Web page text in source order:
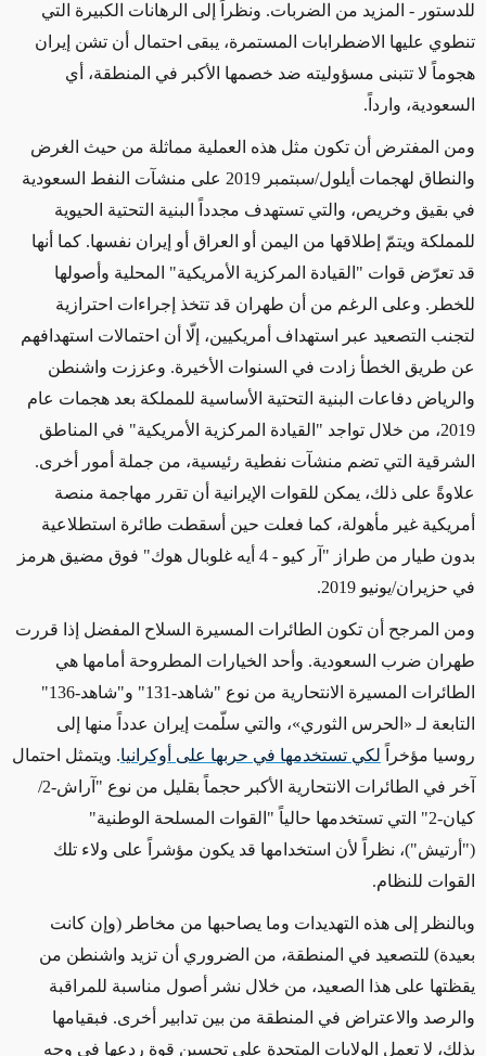
للدستور - المزيد من الضربات. ونظراً إلى الرهانات الكبيرة التي
تنطوي عليها الاضطرابات المستمرة، يبقى احتمال أن تشن إيران
هجوماً لا تتبنى مسؤوليته ضد خصمها الأكبر في المنطقة، أي
السعودية، وارداً.
ومن المفترض أن تكون مثل هذه العملية مماثلة من حيث الغرض
والنطاق لهجمات أيلول/سبتمبر 2019 على منشآت النفط السعودية
في بقيق وخريص، والتي تستهدف مجدداً البنية التحتية الحيوية
للمملكة ويتمّ إطلاقها من اليمن أو العراق أو إيران نفسها. كما أنها
قد تعرّض قوات "القيادة المركزية الأمريكية" المحلية وأصولها
للخطر. وعلى الرغم من أن طهران قد تتخذ إجراءات احترازية
لتجنب التصعيد عبر استهداف أمريكيين، إلّا أن احتمالات استهدافهم
عن طريق الخطأ زادت في السنوات الأخيرة. وعززت واشنطن
والرياض دفاعات البنية التحتية الأساسية للمملكة بعد هجمات عام
2019، من خلال
تواجد "القيادة المركزية الأمريكية" في المناطق
الشرقية التي تضم منشآت نفطية رئيسية، من جملة أمور أخرى.
علاوةً على ذلك، يمكن للقوات الإيرانية أن تقرر مهاجمة منصة
أمريكية غير مأهولة، كما فعلت حين أسقطت طائرة استطلاعية
بدون طيار من طراز "آر كيو - 4 أيه غلوبال هوك" فوق مضيق هرمز
في حزيران/يونيو 2019.
ومن المرجح أن تكون الطائرات المسيرة السلاح المفضل إذا قررت
طهران ضرب السعودية. وأحد الخيارات المطروحة أمامها هي
الطائرات المسيرة الانتحارية من نوع "شاهد-131" و"شاهد-136"
التابعة لـ « الحرس الثوري»، والتي سلّمت إيران عدداً منها إلى
روسيا مؤخراً لكي تستخدمها في حربها على أوكرانيا. ويتمثل احتمال
آخر في الطائرات الانتحارية الأكبر حجماً بقليل من نوع "آراش-2/
كيان-2" التي تستخدمها حالياً "القوات المسلحة الوطنية"
("أرتيش")، نظراً لأن استخدامها قد يكون مؤشراً على ولاء تلك
القوات للنظام.
وبالنظر إلى هذه التهديدات وما يصاحبها من مخاطر (وإن كانت
بعيدة) للتصعيد في المنطقة، من الضروري أن تزيد واشنطن من
يقظتها على هذا الصعيد، من خلال نشر أصول مناسبة للمراقبة
والرصد والاعتراض في المنطقة من بين تدابير أخرى. فبقيامها
بذلك، لا تعمل الولايات المتحدة على تحسين قوة ردعها في وجه